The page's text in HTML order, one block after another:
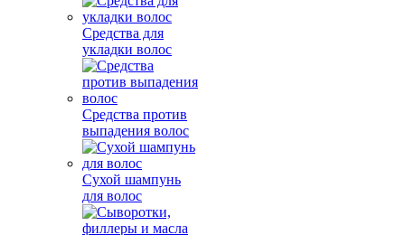
Средства для
укладки волос
Средства против
выпадения волос
Сухой шампунь
для волос